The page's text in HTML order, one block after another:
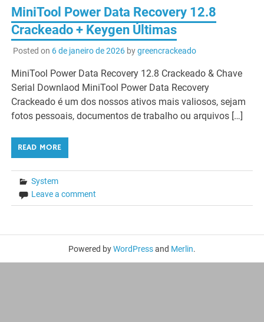
MiniTool Power Data Recovery 12.8
Crackeado + Keygen Últimas
Posted on 6 de janeiro de 2026bygreencrackeado
MiniTool Power Data Recovery 12.8 Crackeado & Chave
Serial Downlaod MiniTool Power Data Recovery
Crackeado é um dos nossos ativos mais valiosos, sejam
fotos pessoais, documentos de trabalho ou arquivos […]
READ MORE
System
Leave a comment
Powered byWordPressand Merlin.